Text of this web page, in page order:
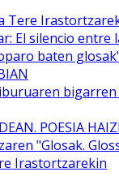
Tere
El silencio entre
baten
liburuaren
POESIA
"Glosak.
Irastortzarekin